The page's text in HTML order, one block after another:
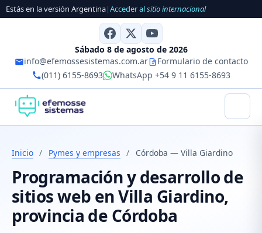
Estás en la versión Argentina|Acceder alsitio internacional
Sábado 8 de agosto de 2026
info@efemossesistemas.com.ar
Formulario de contacto
(011) 6155-8693
WhatsApp +54 9 11 6155-8693
Inicio / Pymes y empresas / Córdoba — Villa Giardino
Programación y desarrollo de
sitios web en Villa Giardino,
provincia de Córdoba